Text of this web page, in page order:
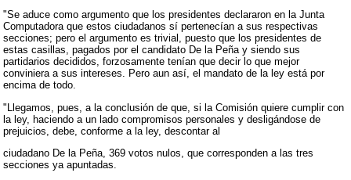
"Se aduce como argumento que los presidentes declararon en la Junta
Computadora que estos ciudadanos sí pertenecían a sus respectivas
secciones; pero el argumento es trivial, puesto que los presidentes de
estas casillas, pagados por el candidato De la Peña y siendo sus
partidarios decididos, forzosamente tenían que decir lo que mejor
conviniera a sus intereses. Pero aun así, el mandato de la ley está por
encima de todo.
"Llegamos, pues, a la conclusión de que, si la Comisión quiere cumplir con
la ley, haciendo a un lado compromisos personales y desligándose de
prejuicios, debe, conforme a la ley, descontar al
ciudadano De la Peña, 369 votos nulos, que corresponden a las tres
secciones ya apuntadas.